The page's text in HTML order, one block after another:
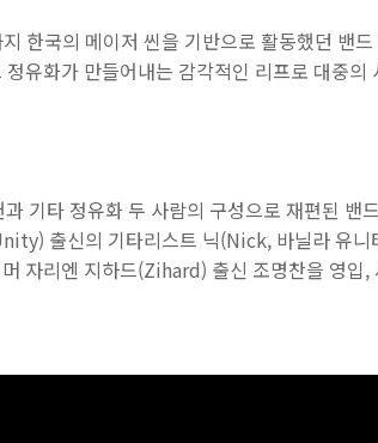
한국의 메이저 씬을 기반으로 활동했던 밴드
유화가 만들어내는 감각적인 리프로 대중의
기타 정유화 두 사람의 구성으로 재편된 밴
출신의 기타리스트 닉(Nick, 바닐라 유
자리엔 지하드(Zihard) 출신 조명찬을 영